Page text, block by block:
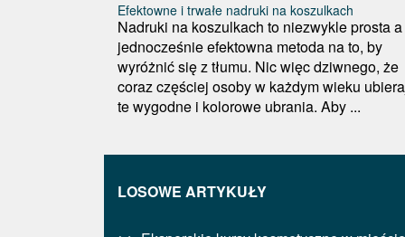
Efektowne i trwałe nadruki na koszulkach
Nadruki na koszulkach to niezwykle prosta a
jednocześnie efektowna metoda na to, by
wyróżnić się z tłumu. Nic więc dziwnego, że
coraz częściej osoby w każdym wieku
te wygodne i kolorowe ubrania. Aby ...
LOSOWE ARTYKUŁY